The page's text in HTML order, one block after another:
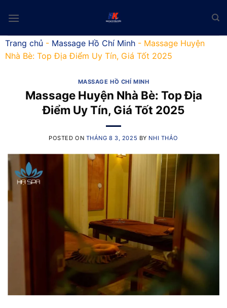
Trang chủ - Massage Hồ Chí Minh - Massage Huyện
Nhà Bè: Top Địa Điểm Uy Tín, Giá Tốt 2025
MASSAGE HỒ CHÍ MINH
Massage Huyện Nhà Bè: Top Địa
Điểm Uy Tín, Giá Tốt 2025
POSTED ON THÁNG 8 3, 2025 BY NHI THẢO